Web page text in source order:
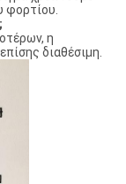
φορτίου.
η
διαθέσιμη.